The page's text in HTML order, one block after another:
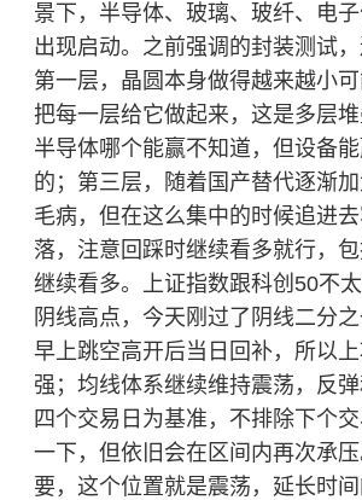
景下， 半导体、玻璃、玻纤、电
出现启动。之前强调的封装测试，
第一层，晶圆本身做得越来越小
把每一层给它做起来，这是多层堆
半导体哪个能赢不知道，但设备
的；第三层，随着国产替代逐渐
毛病，但在这么集中的时候追进
落，注意回踩时继续看多就行，
继续看多。上证指数跟科创50不
阴线高点，今天刚过了阴线二分
早上跳空高开后当日回补，所以
强；均线体系继续维持震荡，反
四个交易日为基准，不排除下个
一下，但依旧会在区间内再次承
要，这个位置就是震荡，延长时